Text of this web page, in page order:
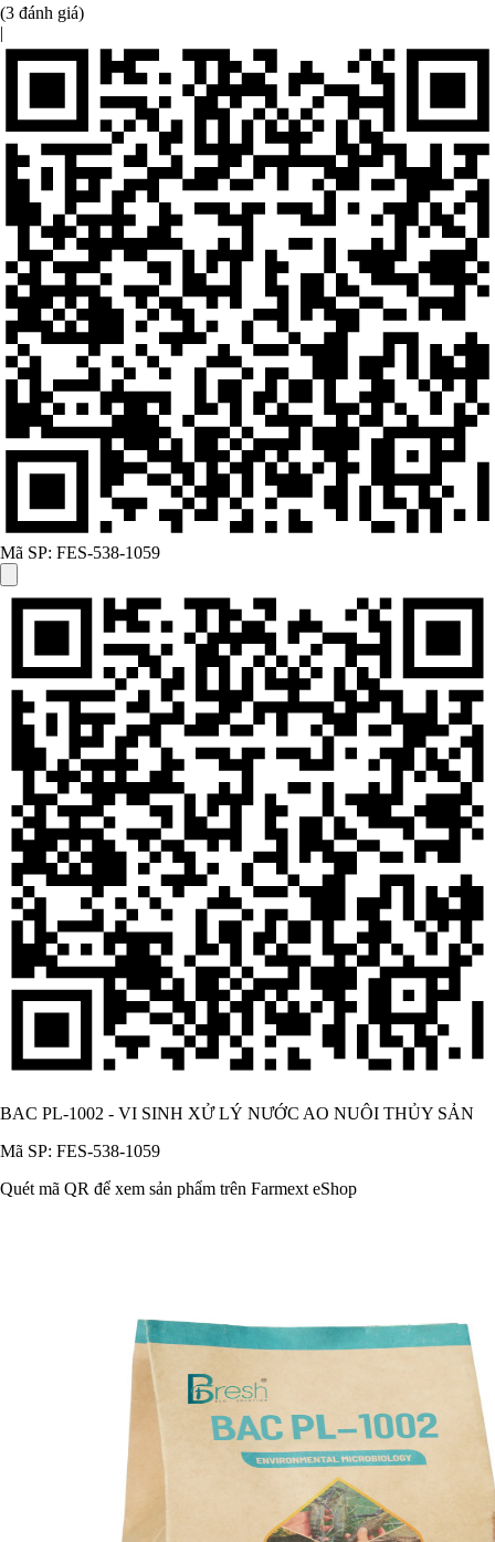
(3 đánh giá)
|
Mã SP: FES-538-1059
BAC PL-1002 - VI SINH XỬ LÝ NƯỚC AO NUÔI THỦY SẢN
Mã SP: FES-538-1059
Quét mã QR để xem sản phẩm trên Farmext eShop